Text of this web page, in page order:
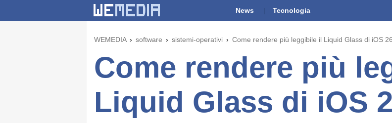
News Tecnologia
WEMEDIA software sistemi-operativi Come rendere più leggibile il Liquid Glass di iOS 26
Come rendere più
Liquid Glass di iOS